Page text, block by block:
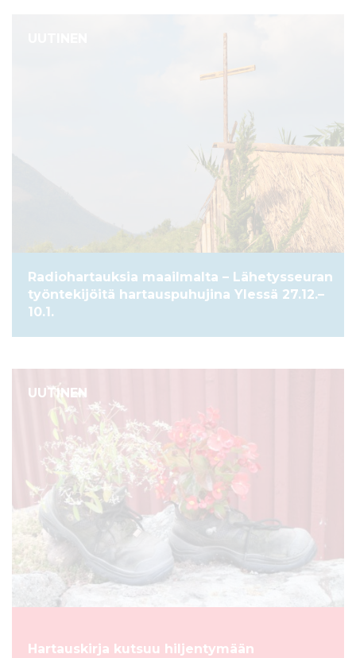
Radiohartauksia maailmalta – Lähetysseuran
työntekijöitä hartauspuhujina Ylessä 27.12.–
10.1.
UUTINEN
Hartauskirja kutsuu hiljentymään